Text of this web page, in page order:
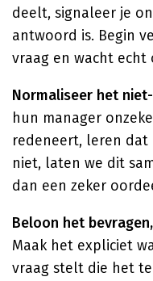
deelt, signaleer je
antwoord is. Begin
vraag en wacht echt
Normaliseer het
hun manager
redeneert, leren
niet, laten we dit
dan een zeker
Beloon het
Maak het expliciet
vraag stelt die het